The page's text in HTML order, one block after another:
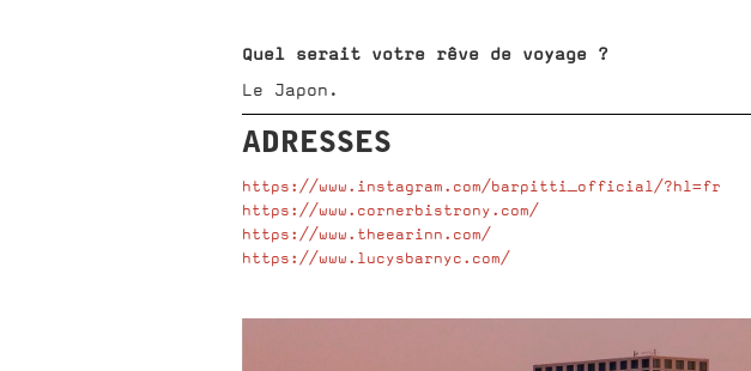
Quel serait votre rêve de voyage ?
Le Japon.
ADRESSES
https://www.instagram.com/barpitti_official/?hl=fr
https://www.cornerbistrony.com/
https://www.theearinn.com/
https://www.lucysbarnyc.com/